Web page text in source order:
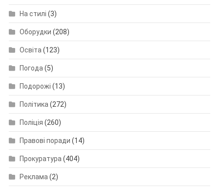
На стилі (3)
Оборудки (208)
Освіта (123)
Погода (5)
Подорожі (13)
Політика (272)
Поліція (260)
Правові поради (14)
Прокуратура (404)
Реклама (2)